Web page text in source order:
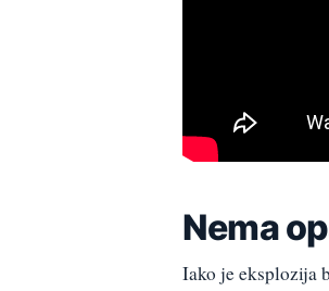
Nema
Iako je eksplozija